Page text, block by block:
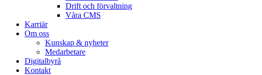
Drift och förvaltning
Våra CMS
Karriär
Om oss
Kunskap & nyheter
Medarbetare
Digitalbyrå
Kontakt